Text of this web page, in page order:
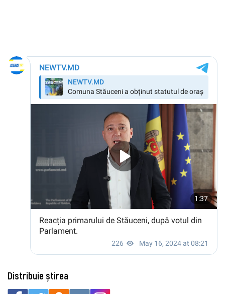
Distribuie știrea